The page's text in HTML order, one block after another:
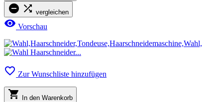
  vergleichen
 Vorschau
 Zur Wunschliste hinzufügen
 In den Warenkorb